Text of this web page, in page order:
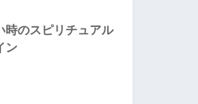
時のスピリチュアル
ン